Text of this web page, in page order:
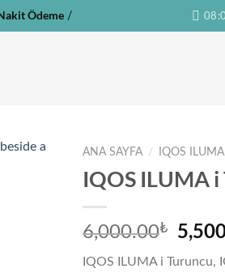
Ödeme /
ANA SAYFA / IQOS ILUMA
IQOS ILUMA i
6,000.00₺
fiyat:
IQOS ILUMA i Turuncu,